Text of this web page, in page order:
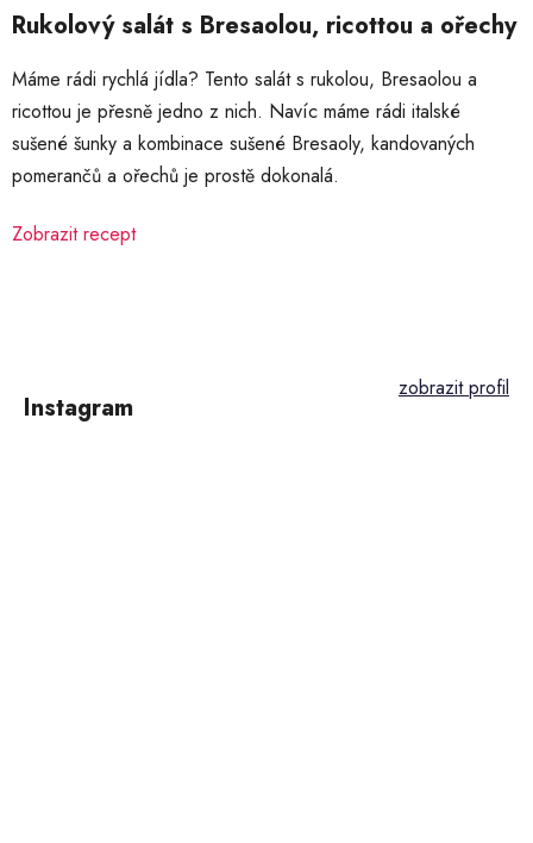
Rukolový salát s Bresaolou, ricottou a ořechy
Máme rádi rychlá jídla? Tento salát s rukolou, Bresaolou a
ricottou je přesně jedno z nich. Navíc máme rádi italské
sušené šunky a kombinace sušené Bresaoly, kandovaných
pomerančů a ořechů je prostě dokonalá.
Zobrazit recept
Instagram